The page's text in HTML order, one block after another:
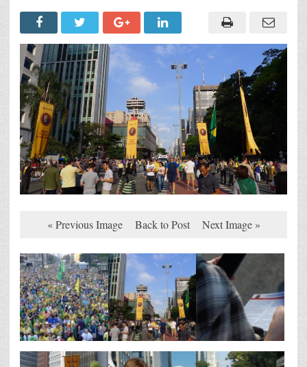
« Previous Image Back to Post Next Image »